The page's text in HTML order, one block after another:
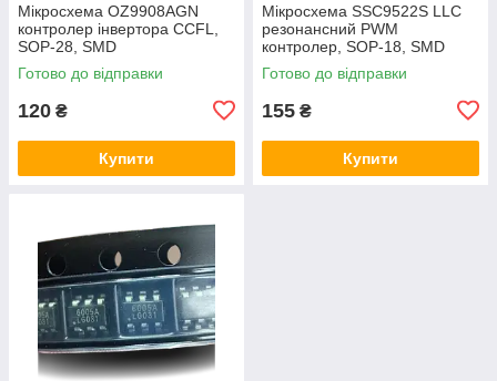
Мікросхема OZ9908AGN
контролер інвертора CCFL,
SOP-28, SMD
Готово до відправки
120 ₴
Купити
Мікросхема SSC9522S LLC
резонансний PWM
контролер, SOP-18, SMD
Готово до відправки
155 ₴
Купити